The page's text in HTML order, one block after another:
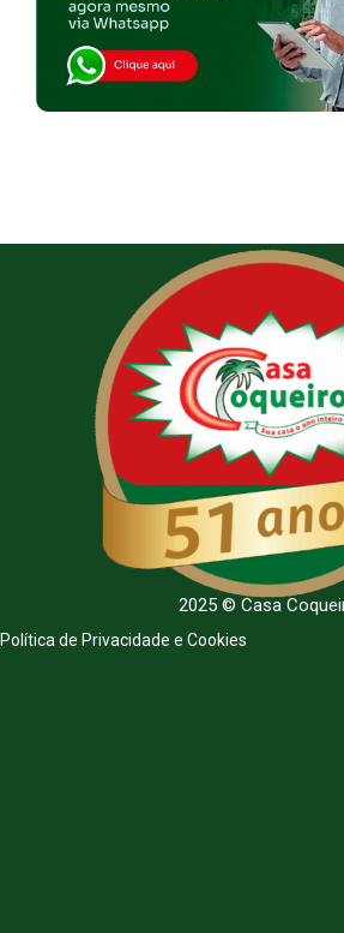
2025 © Casa
Política de Privacidade e Cookies